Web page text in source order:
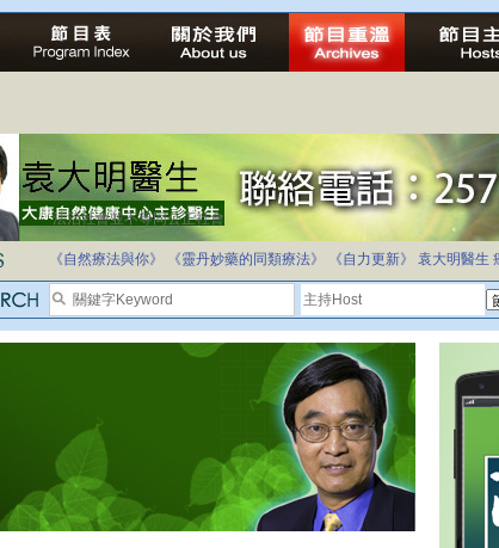
法治社會並不等同公正社會
自家教育合法化-推動多元化教育，全民學卷制
《自然療法與你》
《靈丹妙藥的同類療法》 《自力更新》 袁大明醫生